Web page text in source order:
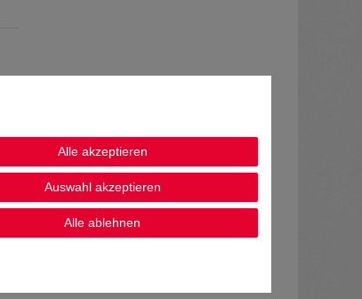
Alle akzeptieren
Auswahl akzeptieren
Alle ablehnen